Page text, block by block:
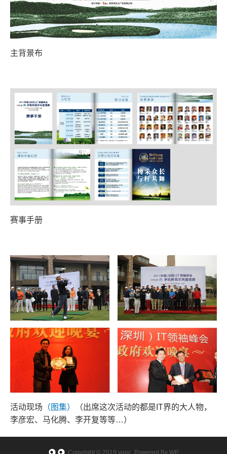
主背景布
赛事手册
活动现场 （图集）
（出席这次活动的都是IT界的大人物，
李彦宏、马化腾、李开复等等…）
Copyright © 2019 yanc. Powered By WP